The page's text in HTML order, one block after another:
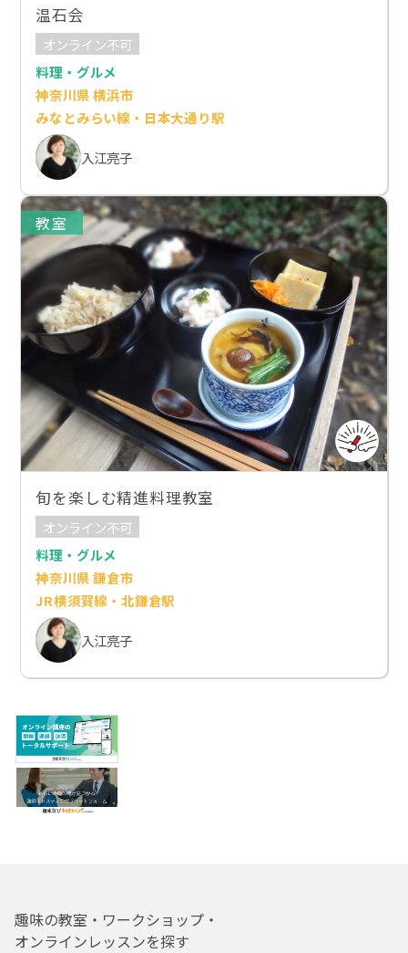
温石会
オンライン不可
料理・グルメ
神奈川県 横浜市
みなとみらい線・日本大通り駅
入江亮子
教室
旬を楽しむ精進料理教室
オンライン不可
料理・グルメ
神奈川県 鎌倉市
JR横須賀線・北鎌倉駅
入江亮子
趣味の教室・ワークショップ・
オンラインレッスンを探す